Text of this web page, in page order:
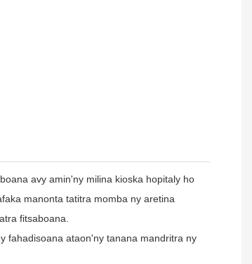
avy amin'ny milina kioska hopitaly ho
manonta tatitra momba ny aretina
fitsaboana.
fahadisoana ataon'ny tanana mandritra ny